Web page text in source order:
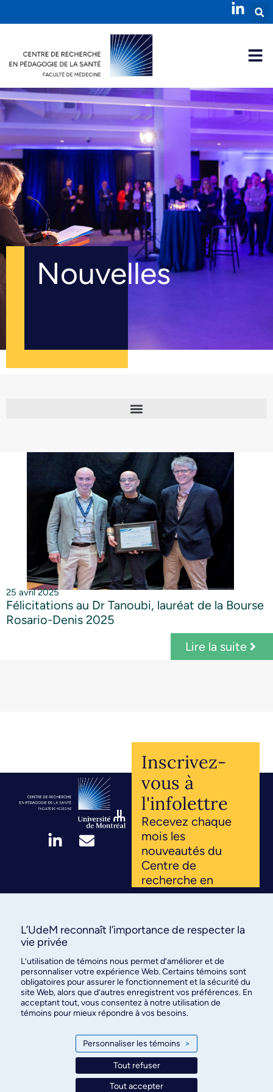
Nouvelles
25 avril 2025
Félicitations au Dr Tanoubi, lauréat de la Bourse
Rosario-Denis 2025
Lire la suite
Inscrivez-
vous à
l'infolettre
Recevez chaque
mois les
nouveautés du
Centre de
recherche en
pédagogie de la
projets, ressources
: inscrivez-vous et
communauté
engagée.
S'ABONNER
L’UdeM reconnaît l’importance de respecter la
vie privée
L’utilisation de témoins nous permet d’améliorer et de
personnaliser votre expérience Web. Certains témoins sont
obligatoires pour assurer le fonctionnement et la sécurité du
site Web, alors que d’autres enregistrent vos préférences. En
acceptant tout, vous consentez à notre utilisation de
témoins pour mieux répondre à vos besoins.
Personnaliser les témoins >
Tout refuser
Tout accepter